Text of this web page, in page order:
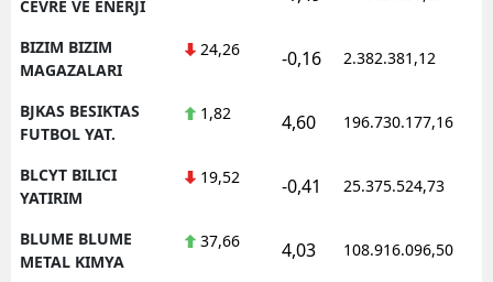
CEVRE VE ENERJI
BIZIM BIZIM
MAGAZALARI
24,26 -0,16 2.382.381,12
BJKAS BESIKTAS
FUTBOL YAT.
1,82 4,60 196.730.177,16
BLCYT BILICI
YATIRIM
19,52 -0,41 25.375.524,73
BLUME BLUME
METAL KIMYA
37,66 4,03 108.916.096,50